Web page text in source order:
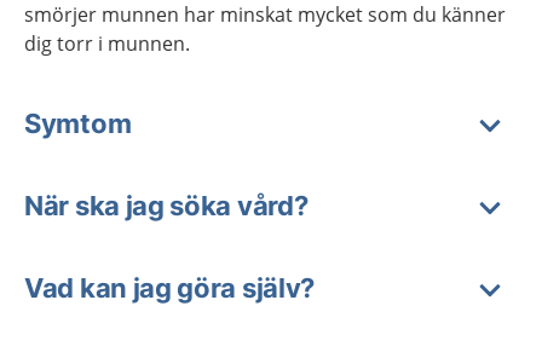
smörjer munnen har minskat mycket som du känner
dig torr i munnen.
Symtom
När ska jag söka vård?
Vad kan jag göra själv?